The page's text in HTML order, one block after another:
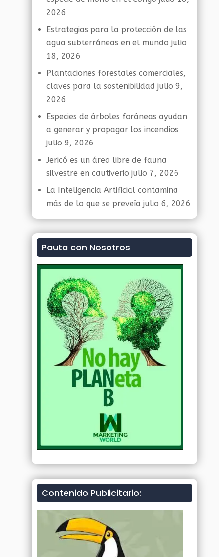
2026
Estrategias para la protección de las
agua subterráneas en el mundo julio
18, 2026
Plantaciones forestales comerciales,
claves para la sostenibilidad julio 9,
2026
Especies de árboles foráneas ayudan
a generar y propagar los incendios
julio 9, 2026
Jericó es un área libre de fauna
silvestre en cautiverio julio 7, 2026
La Inteligencia Artificial contamina
más de lo que se preveía julio 6, 2026
Pauta con Nosotros
Contenido Publicitario: